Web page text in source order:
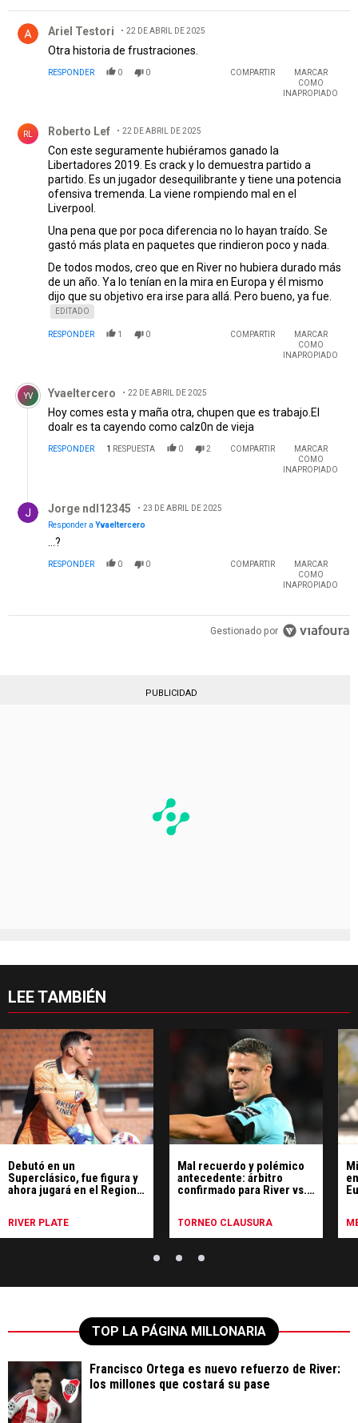
Ariel Testori 22 DE ABRIL DE 2025
Otra historia de frustraciones.
RESPONDER 0 0 COMPARTIR
MARCAR
COMO
INAPROPIADO
RL Roberto Lef 22 DE ABRIL DE 2025
Con este seguramente hubiéramos ganado la
Libertadores 2019. Es crack y lo demuestra partido a
partido. Es un jugador desequilibrante y tiene una potencia
ofensiva tremenda. La viene rompiendo mal en el
Liverpool.
Una pena que por poca diferencia no lo hayan traído. Se
gastó más plata en paquetes que rindieron poco y nada.
De todos modos, creo que en River no hubiera durado más
de un año. Ya lo tenían en la mira en Europa y él mismo
dijo que su objetivo era irse para allá. Pero bueno, ya fue.
EDITADO
RESPONDER 1 0 COMPARTIR
MARCAR
COMO
INAPROPIADO
Comentario de Yvaeltercero.
YV Yvaeltercero 22 DE ABRIL DE 2025
Hoy comes esta y maña otra, chupen que es trabajo.El
doalr es ta cayendo como calz0n de vieja
RESPONDER 1 RESPUESTA 0 2 COMPARTIR
MARCAR
COMO
INAPROPIADO
Jorge ndl12345
23 DE ABRIL DE 2025
Responder a Yvaeltercero
...?
RESPONDER 0 0 COMPARTIR
MARCAR
COMO
INAPROPIADO
Gestionado por
PUBLICIDAD
LEE TAMBIÉN
Debutó en un
Superclásico, fue figura y
ahora jugará en el Regional
RIVER PLATE
Mal recuerdo y polémico
antecedente: árbitro
confirmado para River vs.
TORNEO CLAUSURA
TOP LA PÁGINA MILLONARIA
Francisco Ortega es nuevo refuerzo de River:
los millones que costará su pase